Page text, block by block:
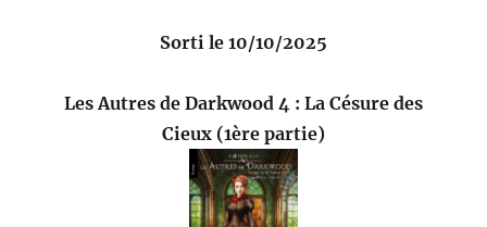
Sorti le 10/10/2025
Les Autres de Darkwood 4 : La Césure des
Cieux (1ère partie)